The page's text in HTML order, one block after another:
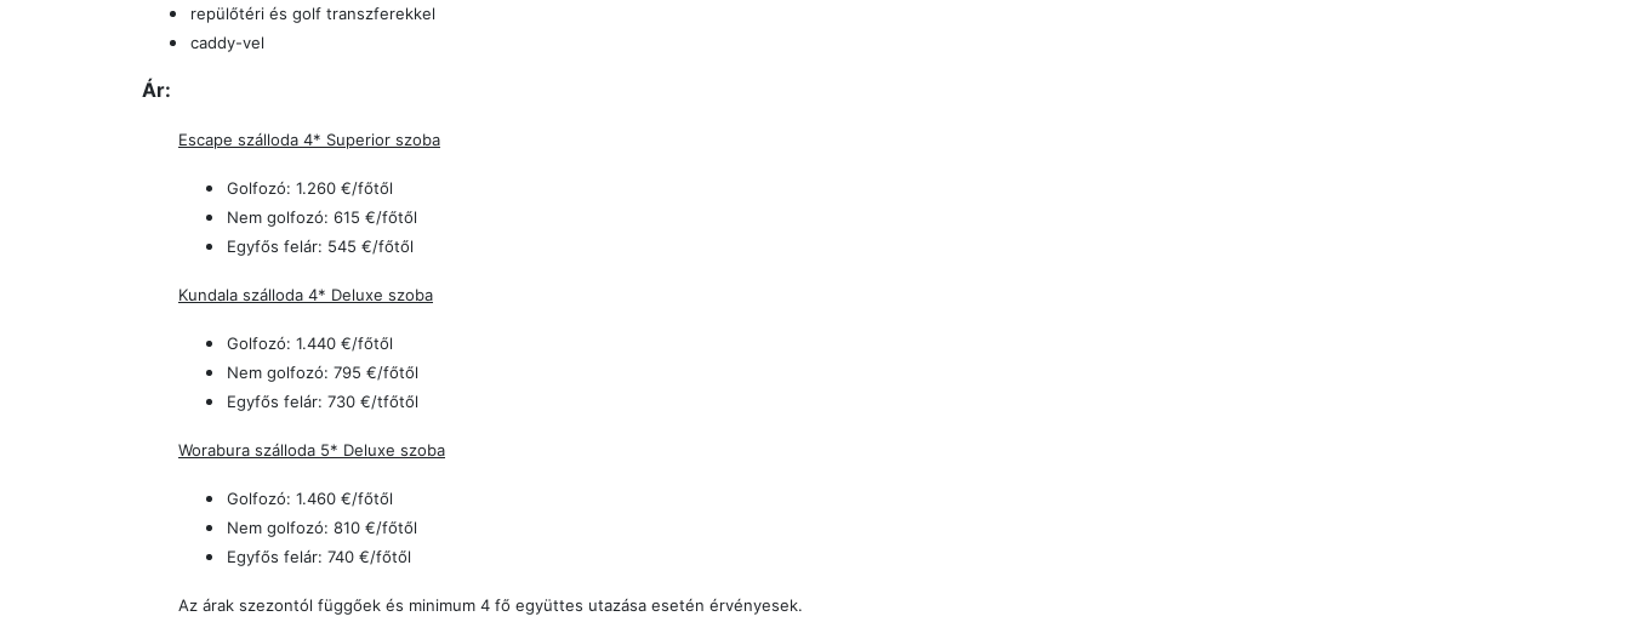
repülőtéri és golf transzferekkel
caddy-vel
Ár:
Escape szálloda 4* Superior szoba
Golfozó: 1.260 €/főtől
Nem golfozó: 615 €/főtől
Egyfős felár: 545 €/főtől
Kundala szálloda 4* Deluxe szoba
Golfozó: 1.440 €/főtől
Nem golfozó: 795 €/főtől
Egyfős felár: 730 €/tfőtől
Worabura szálloda 5* Deluxe szoba
Golfozó: 1.460 €/főtől
Nem golfozó: 810 €/főtől
Egyfős felár: 740 €/főtől
Az árak szezontól függőek és minimum 4 fő együttes utazása esetén érvényesek.